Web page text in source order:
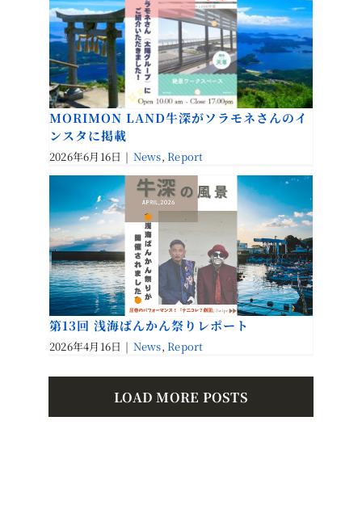
MORIMON LAND牛深がソラモネさんのイ
ンスタに掲載
2026年6月16日 | News,Report
第13回 浅海ばんかん祭りレポート
2026年4月16日 | News,Report
LOAD MORE POSTS